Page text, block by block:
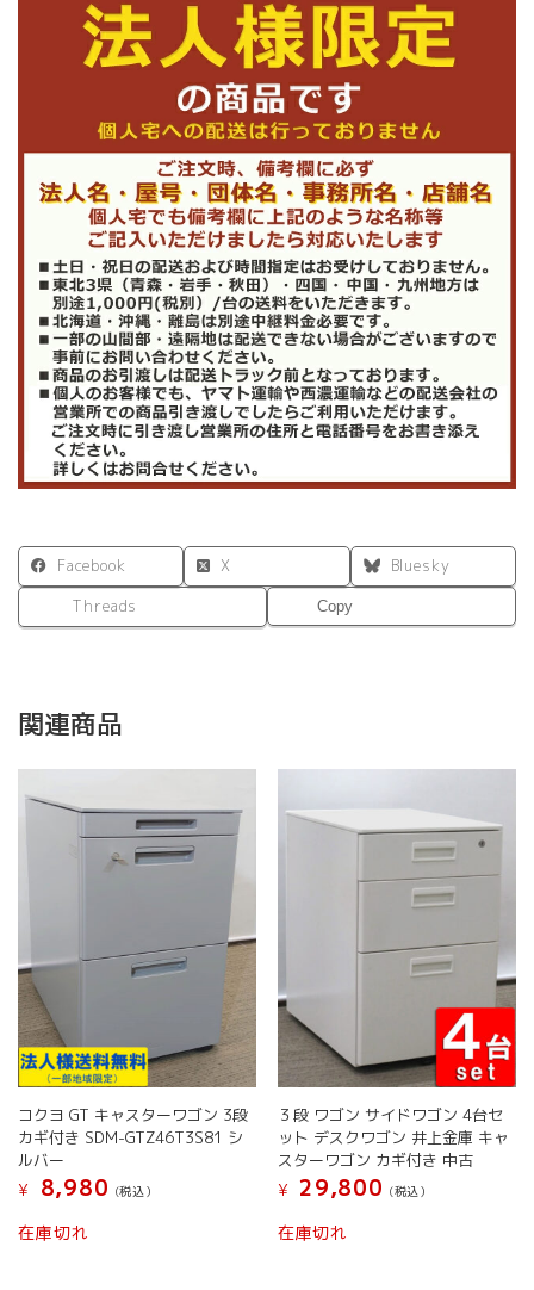
Facebook X
Bluesky
Threads
Copy
関連商品
コクヨ GT キャスターワゴン 3段
カギ付き SDM-GTZ46T3S81 シ
ルバー
¥
8,980 (税込）
在庫切れ
３段 ワゴン サイドワゴン 4台セ
ット デスクワゴン 井上金庫 キャ
スターワゴン カギ付き 中古
¥ 29,800 (税込）
在庫切れ